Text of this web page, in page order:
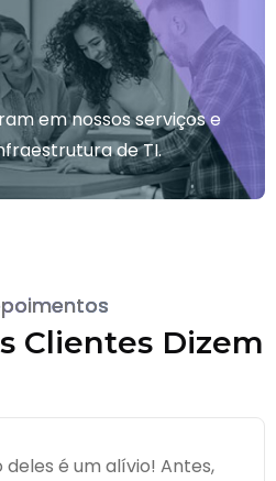
em nossos serviços e
de TI.
Clientes Dizem
é um alívio! Antes,